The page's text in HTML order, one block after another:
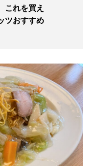
これを買え
ツおすすめ